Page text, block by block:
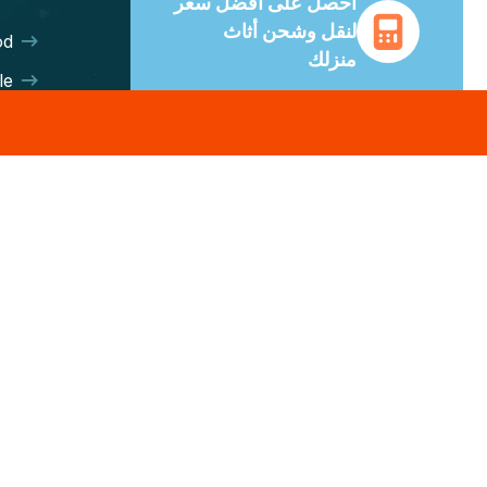
لنقل وشحن أثاث
منزلك
خبراء. وفّر حتى 70% على